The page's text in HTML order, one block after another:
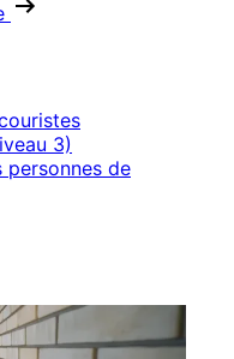
3)
personnes de